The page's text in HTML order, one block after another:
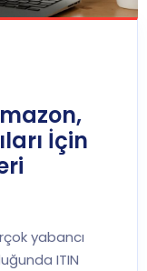
İçin
yabancı
ITIN